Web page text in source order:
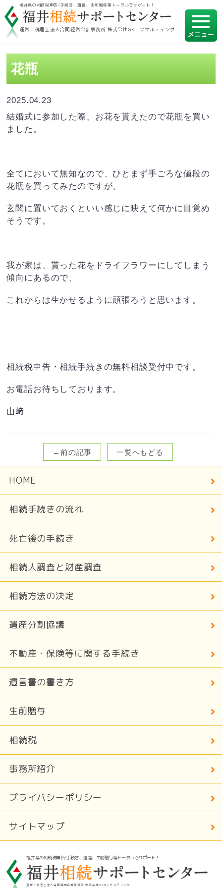
福井県の相続税申告/手続き、遺言、生前贈与等トータルでサポート！
運営：税理士法人合同経営会計事務所 株式会社GKコンサルティング
花瓶
2025.04.23
結婚式に参加した際、お花を貰えたので花瓶を買い
ました。
全てにおいて無知なので、ひとまず手ごろな値段の
花瓶を買ってみたのですが、
玄関に置いておくといい感じに映えて何かに目覚め
そうです。
我が家は、貰った花をドライフラワーにしてしまう
傾向にあるので、
これからは生かせるように頑張ろうと思います。
相続税申告・相続手続きの無料相談受付中です。
お電話お待ちしております。
山﨑
←前の記事 一覧へもどる
HOME
相続手続きの流れ
死亡後の手続き
相続人調査と財産調査
相続方法の決定
遺産分割協議
不動産・保険等に関する手続き
遺言書の書き方
生前贈与
相続税
事務所紹介
プライバシーポリシー
サイトマップ
福井県の相続税申告/手続き、遺言、生前贈与等トータルでサポート！
運営：税理士法人合同経営会計事務所 株式会社GKコンサルティング